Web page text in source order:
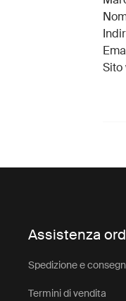
Sito
Assistenza
Spedizione e
Termini di vendita